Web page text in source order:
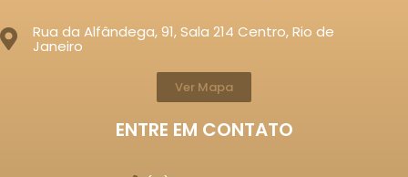
Rua da Alfândega, 91, Sala 214 Centro, Rio de
Janeiro
Ver Mapa
ENTRE EM CONTATO